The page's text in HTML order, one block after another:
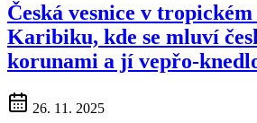
Česká vesnice v
Karibiku, kde se mluví
korunami a jí vepřo-
26. 11. 2025